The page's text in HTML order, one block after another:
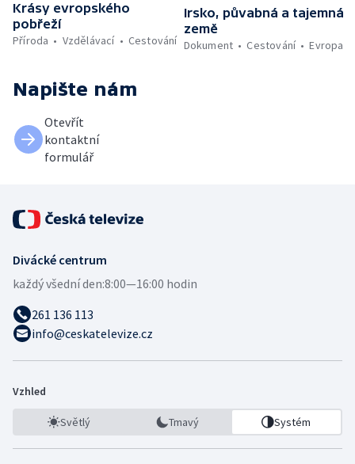
Krásy evropského
pobřeží
Příroda
Vzdělávací Cestování
Irsko, půvabná a tajemná
země
Dokument
Cestování Evropa
Napište nám
Otevřít
kontaktní
formulář
Divácké centrum
každý všední den:8:00—16:00 hodin
261 136 113
info@ceskatelevize.cz
Vzhled
Světlý Tmavý Systém